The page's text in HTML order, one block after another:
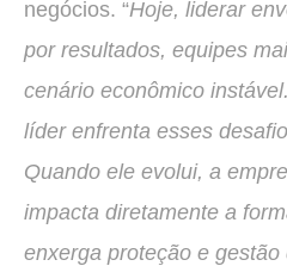
negócios. “Hoje, liderar
por resultados, equipes
cenário econômico
líder enfrenta esses
Quando ele evolui, a
impacta diretamente a
enxerga proteção e gestão